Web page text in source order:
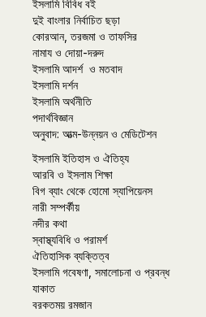
ইসলামি বিবিধ বই
দুই বাংলার নির্বাচিত ছড়া
কোরআন, তরজমা ও তাফসির
নামায ও দোয়া-দরুদ
ইসলামি আদর্শ ও মতবাদ
ইসলামি দর্শন
ইসলামি অর্থনীতি
পদার্থবিজ্ঞান
অনুবাদ: আত্ম-উন্নয়ন ও মেডিটেশন
ইসলামি ইতিহাস ও ঐতিহ্য
আরবি ও ইসলাম শিক্ষা
বিগ ব্যাং থেকে হোমো স্যাপিয়েনস
নারী সম্পর্কীয়
নদীর কথা
স্বাস্থ্যবিধি ও পরামর্শ
ঐতিহাসিক ব্যক্তিত্ব
ইসলামি গবেষণা, সমালোচনা ও প্রবন্ধ
যাকাত
বরকতময় রমজান